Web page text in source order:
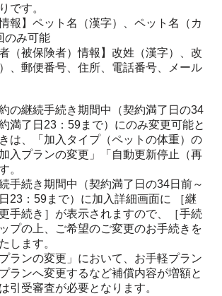
です。
情報】ペット名（漢字）、ペット名（カ
み可能
者（被保険者）情報】改姓（漢字）、改
、郵便番号、住所、電話番号、メール
の継続手続き期間中（契約満了日の34
満了日23：59まで）にのみ変更可能と
は、「加入タイプ（ペットの体重）の
入プランの変更」「自動更新停止（再
。
手続き期間中（契約満了日の34日前～
23：59まで）に加入詳細画面に ［継
手続き］が表示されますので、［手続
プの上、ご希望のご変更のお手続きを
します。
ランの変更」において、お手軽プラン
ランへ変更するなど補償内容が増額と
引受審査が必要となります。